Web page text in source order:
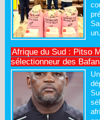
Afrique du Sud : Pitso
sélectionneur des